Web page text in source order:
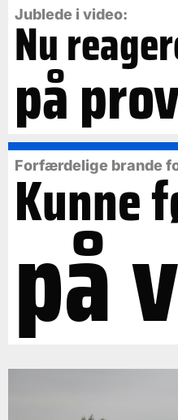
Jublede i video:
Nu
på
Forfærdelige brande
Kunne
på